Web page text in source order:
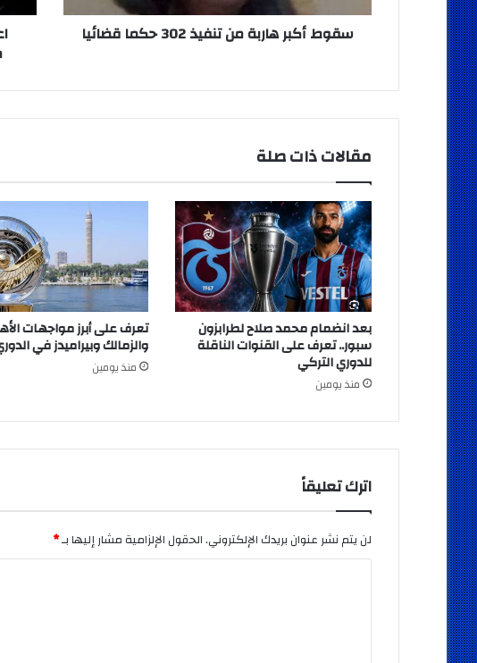
سقوط أكبر هاربة من تنفيذ 302 حكما قضائيا
في
مقالات ذات صلة
بعد انضمام محمد صلاح لطرابزون
سبور.. تعرف على القنوات الناقلة
للدوري التركي
منذ يومين
تعرف على أبرز مواجهات
والزمالك وبيراميدز في
منذ يومين
اترك تعليقاً
لن يتم نشر عنوان بريدك الإلكتروني.الحقول الإلزامية مشار إليها بـ*